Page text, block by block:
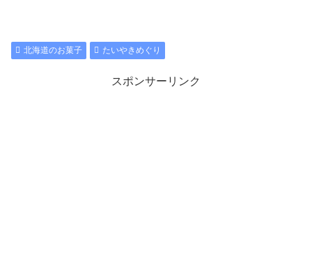
北海道のお菓子 たいやきめぐり
スポンサーリンク